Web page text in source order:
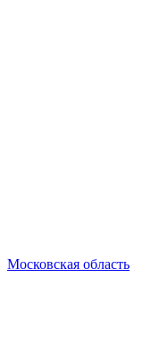
Московская область